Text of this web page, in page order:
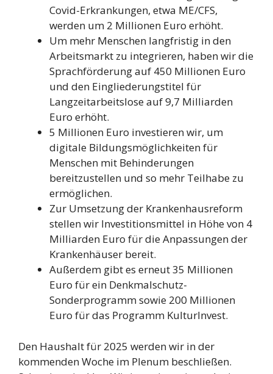
Covid-Erkrankungen, etwa ME/CFS,
werden um 2 Millionen Euro erhöht.
Um mehr Menschen langfristig in den
Arbeitsmarkt zu integrieren, haben wir die
Sprachförderung auf 450 Millionen Euro
und den Eingliederungstitel für
Langzeitarbeitslose auf 9,7 Milliarden
Euro erhöht.
5 Millionen Euro investieren wir, um
digitale Bildungsmöglichkeiten für
Menschen mit Behinderungen
bereitzustellen und so mehr Teilhabe zu
ermöglichen.
Zur Umsetzung der Krankenhausreform
stellen wir Investitionsmittel in Höhe von 4
Milliarden Euro für die Anpassungen der
Krankenhäuser bereit.
Außerdem gibt es erneut 35 Millionen
Euro für ein Denkmalschutz-
Sonderprogramm sowie 200 Millionen
Euro für das Programm KulturInvest.
Den Haushalt für 2025 werden wir in der
kommenden Woche im Plenum beschließen.